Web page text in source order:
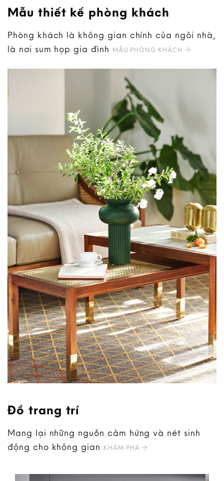
Mẫu thiết kế phòng khách
Phòng khách là không gian chính của ngôi nhà,
là nơi sum họp gia đình MẪU PHÒNG KHÁCH
Đồ trang trí
Mang lại những nguồn cảm hứng và nét sinh
động cho không gian KHÁM PHÁ